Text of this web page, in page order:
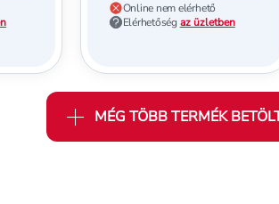
Online nem elérhető
Elérhetőség az üzletben
MÉG TÖBB TERMÉK